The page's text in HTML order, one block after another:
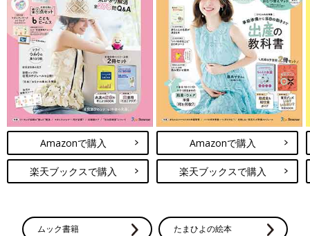
Amazonで購入
楽天ブックスで購入
Amazonで購入
楽天ブックスで購入
ムック書籍 たまひよの絵本